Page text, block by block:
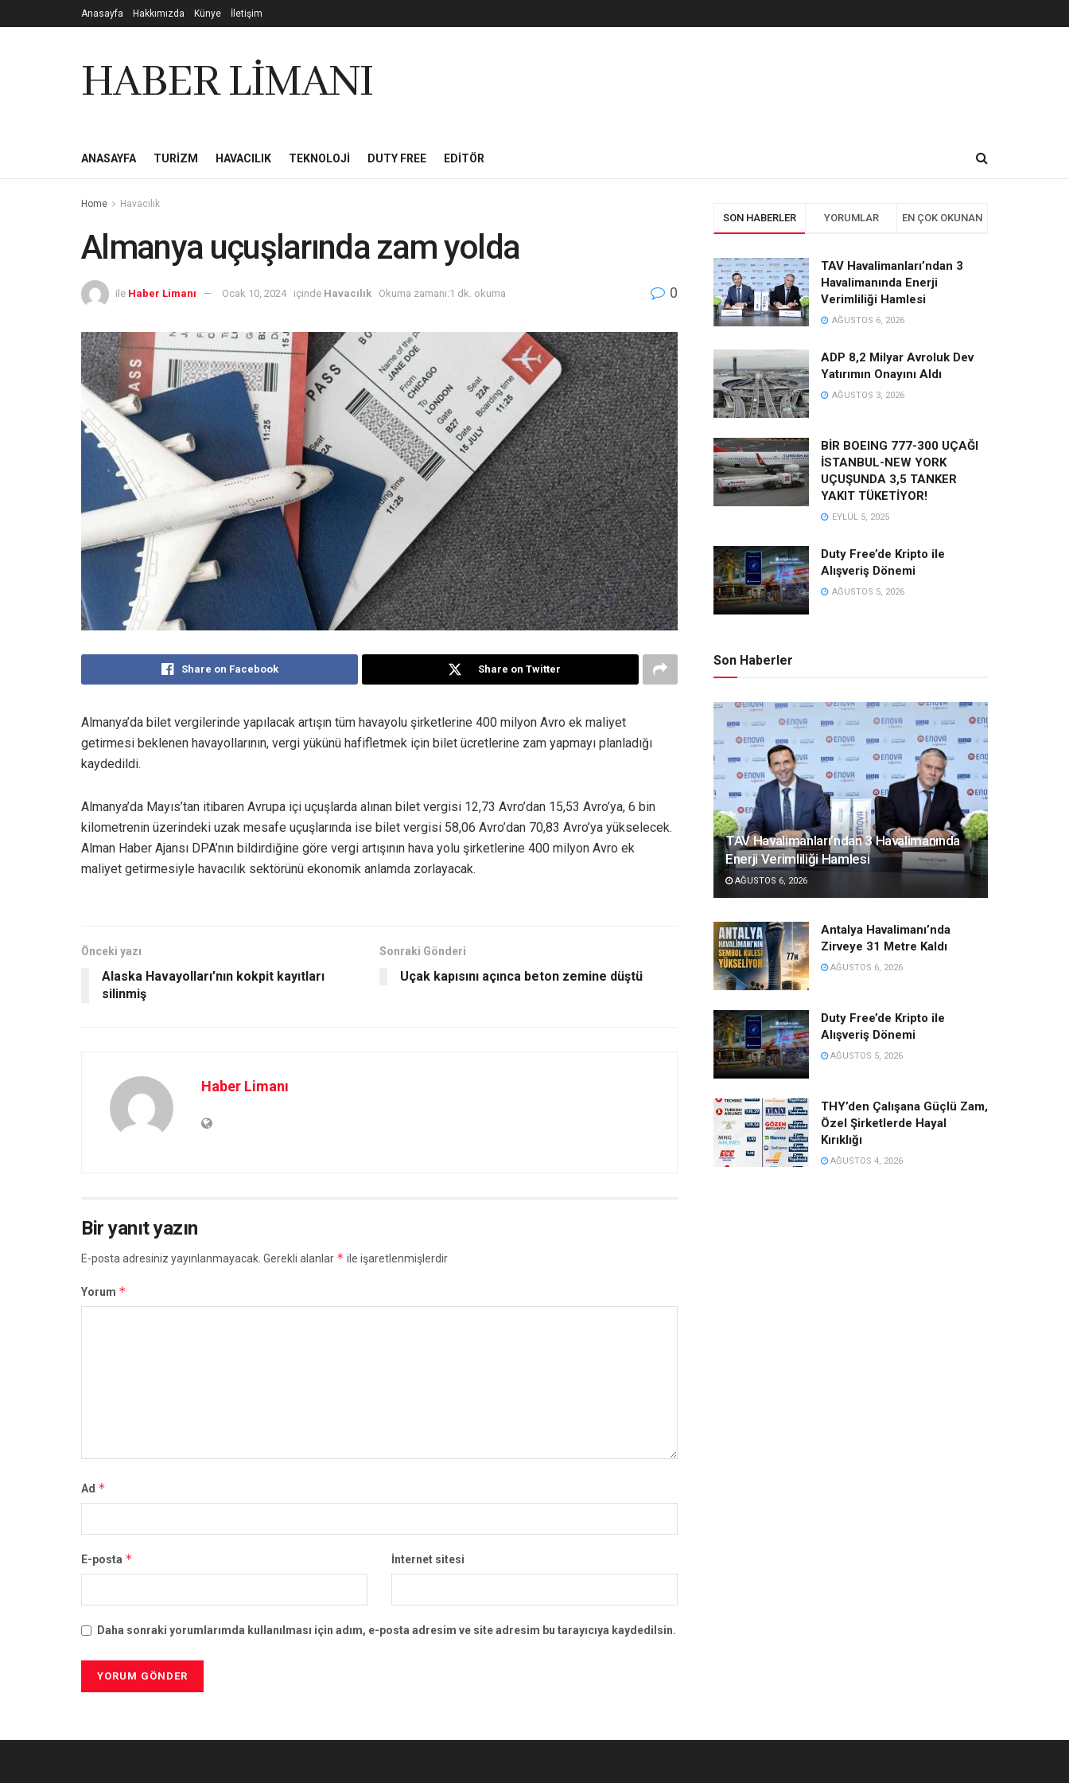
Anasayfa Hakkımızda Künye İletişim
HABER LİMANI
ANASAYFA TURIZM HAVACILIK TEKNOLOJI DUTY FREE EDITÖR
Home Havacılık
Almanya uçuşlarında zam yolda
ile Haber Limanı Ocak 10, 2024 içinde Havacılık Okuma zamanı:1 dk. okuma 0
Share on Facebook Share on Twitter
Almanya’da bilet vergilerinde yapılacak artışın tüm havayolu şirketlerine 400 milyon Avro ek maliyet
getirmesi beklenen havayollarının, vergi yükünü hafifletmek için bilet ücretlerine zam yapmayı planladığı
kaydedildi.
Almanya’da Mayıs’tan itibaren Avrupa içi uçuşlarda alınan bilet vergisi 12,73 Avro’dan 15,53 Avro’ya, 6 bin
kilometrenin üzerindeki uzak mesafe uçuşlarında ise bilet vergisi 58,06 Avro’dan 70,83 Avro’ya yükselecek.
Alman Haber Ajansı DPA’nın bildirdiğine göre vergi artışının hava yolu şirketlerine 400 milyon Avro ek
maliyet getirmesiyle havacılık sektörünü ekonomik anlamda zorlayacak.
Önceki yazı
Alaska Havayolları’nın kokpit kayıtları
silinmiş
Sonraki Gönderi
Uçak kapısını açınca beton zemine düştü
Haber Limanı
Bir yanıt yazın
E-posta adresiniz yayınlanmayacak. Gerekli alanlar * ile işaretlenmişlerdir
Yorum *
Ad *
E-posta * İnternet sitesi
Daha sonraki yorumlarımda kullanılması için adım, e-posta adresim ve site adresim bu tarayıcıya kaydedilsin.
SON HABERLER YORUMLAR EN ÇOK OKUNAN
TAV Havalimanları’ndan 3
Havalimanında Enerji
Verimliliği Hamlesi
AĞUSTOS 6, 2026
ADP 8,2 Milyar Avroluk Dev
Yatırımın Onayını Aldı
AĞUSTOS 3, 2026
BİR BOEING 777-300 UÇAĞI
İSTANBUL-NEW YORK
UÇUŞUNDA 3,5 TANKER
YAKIT TÜKETİYOR!
EYLÜL 5, 2025
Duty Free’de Kripto ile
Alışveriş Dönemi
AĞUSTOS 5, 2026
Son Haberler
TAV Havalimanları’ndan 3 Havalimanında
Enerji Verimliliği Hamlesi
AĞUSTOS 6, 2026
Antalya Havalimanı’nda
Zirveye 31 Metre Kaldı
AĞUSTOS 6, 2026
Duty Free’de Kripto ile
Alışveriş Dönemi
AĞUSTOS 5, 2026
THY’den Çalışana Güçlü Zam,
Özel Şirketlerde Hayal
Kırıklığı
AĞUSTOS 4, 2026